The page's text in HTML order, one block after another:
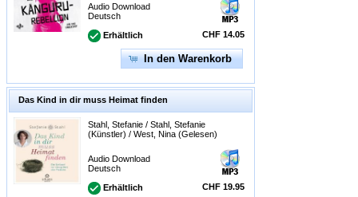
Audio Download
Deutsch
Erhältlich CHF 14.05
In den Warenkorb
Das Kind in dir muss Heimat finden
Stahl, Stefanie / Stahl, Stefanie
(Künstler) / West, Nina (Gelesen)
Audio Download
Deutsch
Erhältlich CHF 19.95